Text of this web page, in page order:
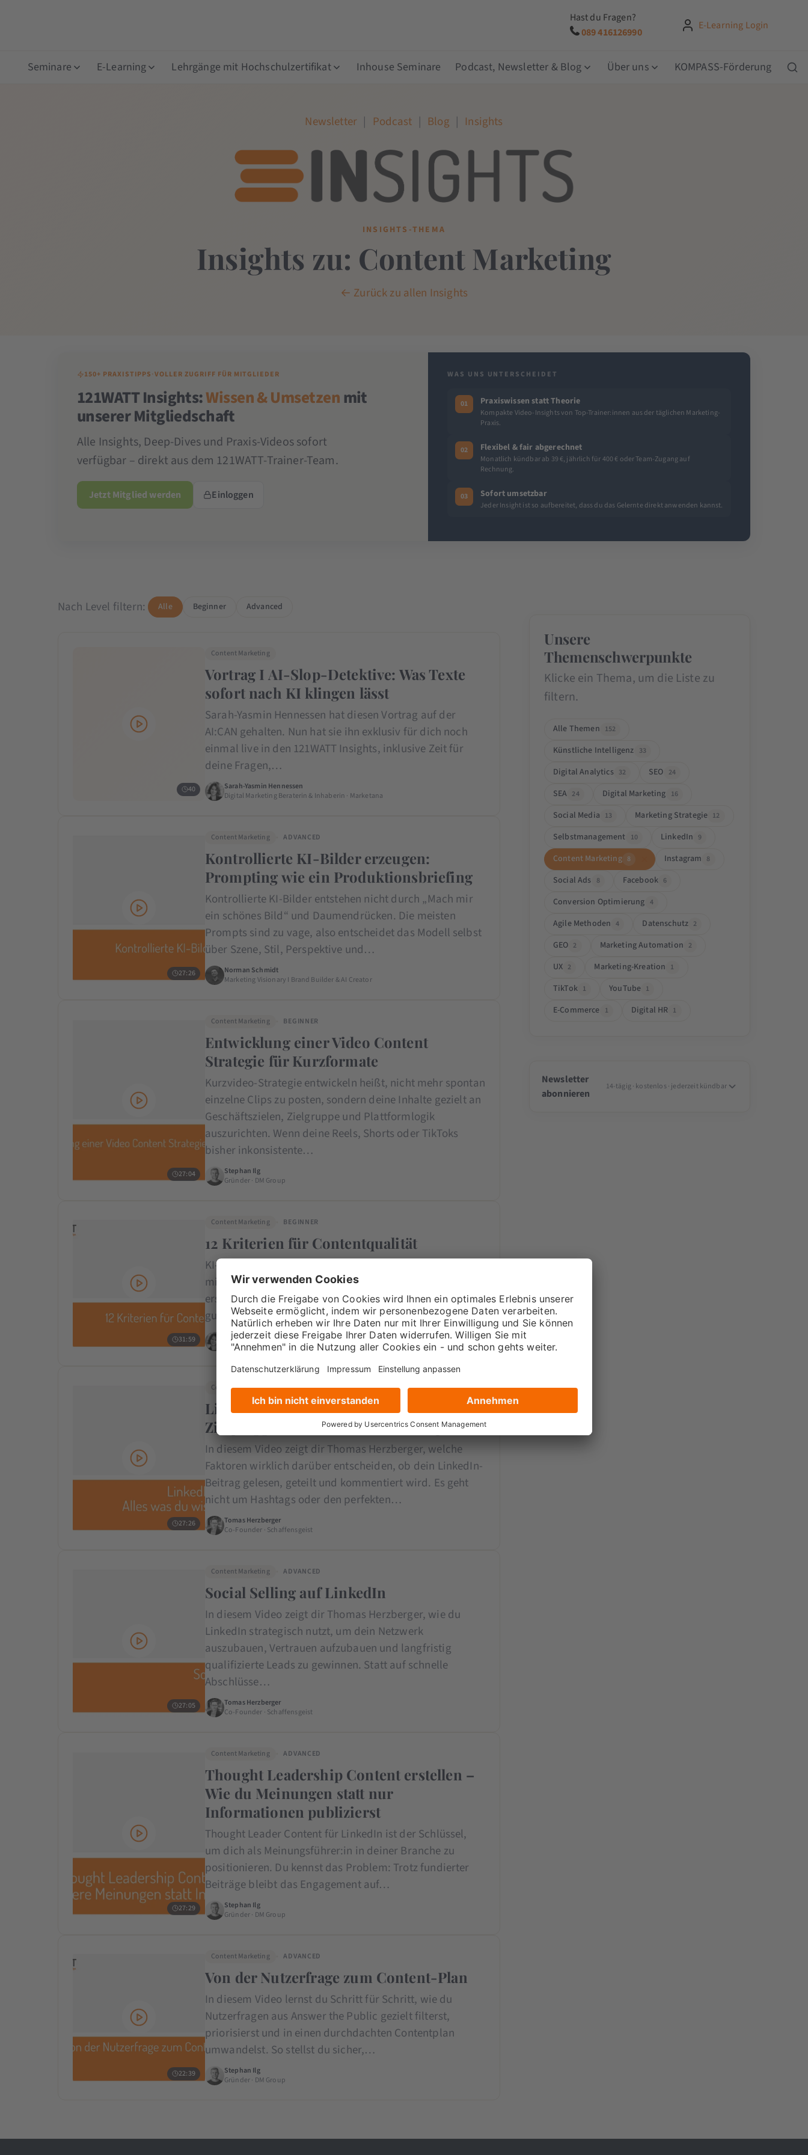
Hast du Fragen?
089 416126990
E-Learning Login
Seminare E-Learning Lehrgänge mit Hochschulzertifikat Inhouse Seminare Podcast, Newsletter & Blog Über uns KOMPASS-Förderung
Newsletter | Podcast | Blog | Insights
INSIGHTS-THEMA
Insights zu: Content Marketing
← Zurück zu allen Insights
150+ PRAXISTIPPS·VOLLER ZUGRIFF FÜR MITGLIEDER
121WATT Insights:Wissen & Umsetzen mit
unserer Mitgliedschaft
Alle Insights, Deep-Dives und Praxis-Videos sofort
verfügbar – direkt aus dem 121WATT-Trainer-Team.
Jetzt Mitglied werden Einloggen
WAS UNS UNTERSCHEIDET
01 Praxiswissen statt Theorie
Kompakte Video-Insights von Top-Trainer:innen aus der täglichen Marketing-
Praxis.
02 Flexibel & fair abgerechnet
Monatlich kündbar ab 39 €, jährlich für 400 € oder Team-Zugang auf
Rechnung.
03 Sofort umsetzbar
Jeder Insight ist so aufbereitet, dass du das Gelernte direkt anwenden kannst.
Nach Level filtern: Alle Beginner Advanced
40
Content Marketing
Vortrag I AI-Slop-Detektive: Was Texte
sofort nach KI klingen lässt
Sarah-Yasmin Hennessen hat diesen Vortrag auf der
AI:CAN gehalten. Nun hat sie ihn exklusiv für dich noch
einmal live in den 121WATT Insights, inklusive Zeit für
deine Fragen,…
Sarah-Yasmin Hennessen
Digital Marketing Beraterin & Inhaberin · Marketana
27:26
Content Marketing ADVANCED
Kontrollierte KI-Bilder erzeugen:
Prompting wie ein Produktionsbriefing
Kontrollierte KI-Bilder entstehen nicht durch „Mach mir
ein schönes Bild“ und Daumendrücken. Die meisten
Prompts sind zu vage, also entscheidet das Modell selbst
über Szene, Stil, Perspektive und…
Norman Schmidt
Marketing Visionary I Brand Builder & AI Creator
27:04
Content Marketing BEGINNER
Entwicklung einer Video Content
Strategie für Kurzformate
Kurzvideo-Strategie entwickeln heißt, nicht mehr spontan
einzelne Clips zu posten, sondern deine Inhalte gezielt an
Geschäftszielen, Zielgruppe und Plattformlogik
auszurichten. Wenn deine Reels, Shorts oder TikToks
bisher inkonsistente…
Stephan Ilg
Gründer · DM Group
31:59
Content Marketing BEGINNER
12 Kriterien für Contentqualität
KI-Content-Qualität messen ist entscheidend, wenn du
mit Tools wie ChatGPT wirklich überzeugende Texte
erstellen willst. Viele Inhalte klingen auf den ersten Blick
gut, scheitern aber an Struktur, Relevanz…
Sarah-Yasmin Hennessen
Digital Marketing Beraterin & Inhaberin · Marketana
27:26
Content Marketing ADVANCED
LinkedIn-Beiträge: So erreichst du deine
Zielgruppe mit maximaler Wirkung
In diesem Video zeigt dir Thomas Herzberger, welche
Faktoren wirklich darüber entscheiden, ob dein LinkedIn-
Beitrag gelesen, geteilt und kommentiert wird. Es geht
nicht um Hashtags oder den perfekten…
Tomas Herzberger
Co-Founder · Schaffensgeist
27:05
Content Marketing ADVANCED
Social Selling auf LinkedIn
In diesem Video zeigt dir Thomas Herzberger, wie du
LinkedIn strategisch nutzt, um dein Netzwerk
auszubauen, Vertrauen aufzubauen und langfristig
qualifizierte Leads zu gewinnen. Statt auf schnelle
Abschlüsse…
Tomas Herzberger
Co-Founder · Schaffensgeist
27:29
Content Marketing ADVANCED
Thought Leadership Content erstellen –
Wie du Meinungen statt nur
Informationen publizierst
Thought Leader Content für LinkedIn ist der Schlüssel,
um dich als Meinungsführer:in in deiner Branche zu
positionieren. Du kennst das Problem: Trotz fundierter
Beiträge bleibt das Engagement auf…
Stephan Ilg
Gründer · DM Group
22:39
Content Marketing ADVANCED
Von der Nutzerfrage zum Content-Plan
In diesem Video lernst du Schritt für Schritt, wie du
Nutzerfragen aus Answer the Public gezielt filterst,
priorisierst und in einen durchdachten Contentplan
umwandelst. So stellst du sicher,…
Stephan Ilg
Gründer · DM Group
Unsere
Themenschwerpunkte
Klicke ein Thema, um die Liste zu
filtern.
Alle Themen 152
Künstliche Intelligenz 33
Digital Analytics 32 SEO 24
SEA 24 Digital Marketing 16
Social Media 13 Marketing Strategie 12
Selbstmanagement 10 LinkedIn 9
Content Marketing 8 Instagram 8
Social Ads 8 Facebook 6
Conversion Optimierung 4
Agile Methoden 4 Datenschutz 2
GEO 2 Marketing Automation 2
UX 2 Marketing-Kreation 1
TikTok 1 YouTube 1
E-Commerce 1 Digital HR 1
Newsletter
abonnieren
14-tägig · kostenlos · jederzeit kündbar